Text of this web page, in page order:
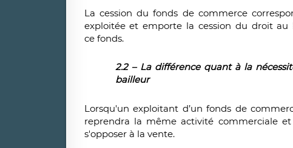
La cession du fonds de commerce
exploitée et emporte la cession du droit
ce fonds.
2.2 – La différence quant à la
bailleur
Lorsqu'un exploitant d’un fonds de
reprendra la même activité commerciale
s'opposer à la vente.